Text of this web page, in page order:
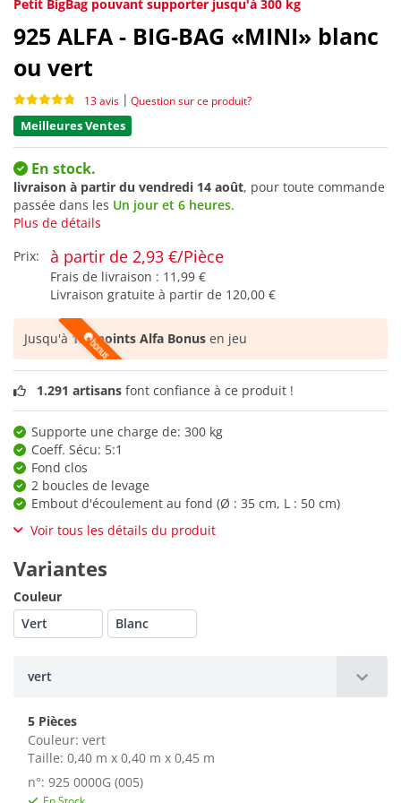
Petit BigBag pouvant supporter jusqu'à 300 kg
925 ALFA - BIG-BAG «MINI» blanc
ou vert
13 avis | Question sur ce produit?
Meilleures Ventes
En stock.
livraison à partir du vendredi 14 août, pour toute commande
passée dans les Un jour et 6 heures.
Plus de détails
Prix:
à partir de 2,93 €/Pièce
Frais de livraison : 11,99 €
Livraison gratuite à partir de 120,00 €
Jusqu'à122 points Alfa Bonus en jeu
1.291 artisans font confiance à ce produit !
Supporte une charge de: 300 kg
Coeff. Sécu: 5:1
Fond clos
2 boucles de levage
Embout d'écoulement au fond (Ø : 35 cm, L : 50 cm)
Voir tous les détails du produit
Variantes
Couleur
Vert
Blanc
vert
5 Pièces
Couleur: vert
Taille: 0,40 m x 0,40 m x 0,45 m
n°: 925 0000G (005)